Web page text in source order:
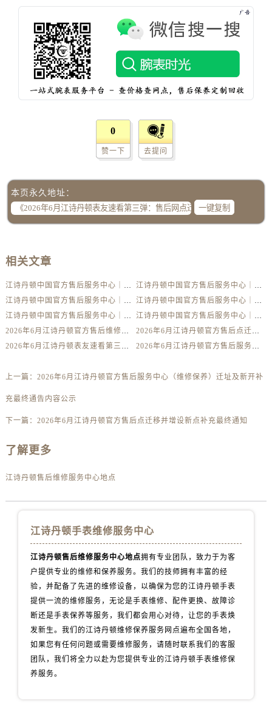
四川省德阳市旌阳区长江西路、南街江诗丹顿售后服务中心（需提前预约）
四川省凉山州市西昌市大巷口下街江诗丹顿售后服务中心（需提前预约）
四川省雅安市雨城区熊猫大道江诗丹顿售后服务中心（需提前预约）
西藏自治区昌都市卡若区昌都西路江诗丹顿售后服务中心（需提前预约）
西藏自治区拉萨市城关区北京中路江诗丹顿售后服务中心（需提前预约）
西藏自治区林芝市巴宜区广东路江诗丹顿售后服务中心（需提前预约）
西藏自治区日喀则市桑珠孜区上海中路江诗丹顿售后服务中心（需提前预约）
浙江省温州市鹿城区锦绣路1067号置信广场10层1015室江诗丹顿售后服务中心（需提前预约）
0
赞一下 去提问
本页永久地址：
一键复制
相关文章
江诗丹顿中国官方售后服务中心｜详细地址及售后服务电话权威信息公示（2026年6月最新）
江诗丹顿中国官方售后服务中心｜完整地址与联系电话权威信息公示（2026年6月最新）
江诗丹顿中国官方售后服务中心｜服务电话及详细网点地址权威信息公示（2026年6月最新）
江诗丹顿中国官方售后服务中心｜服务电话及完整官方地址权威信息公示（2026年6月最新）
江诗丹顿中国官方售后服务中心｜最新电话与详细地址权威信息公示（2026年6月最新）
江诗丹顿中国官方售后服务中心｜全部网点地址与售后热线权威信息公示（2026年6月最新）
2026年6月江诗丹顿官方售后维修保养网点变动简明补充手册确认文件
2026年6月江诗丹顿官方售后点迁移并增设新点补充最终通知
2026年6月江诗丹顿表友速看第三弹：售后网点迁移及新开全览
2026年6月江诗丹顿官方售后服务中心（维修保养）迁址及新开补充最终通告内容公示
上一篇： 2026年6月江诗丹顿官方售后服务中心（维修保养）迁址及新开补
充最终通告内容公示
下一篇： 2026年6月江诗丹顿官方售后点迁移并增设新点补充最终通知
了解更多
江诗丹顿售后维修服务中心地点
江诗丹顿手表维修服务中心
江诗丹顿售后维修服务中心地点拥有专业团队，致力于为客
户提供专业的维修和保养服务。我们的技师拥有丰富的经
验，并配备了先进的维修设备，以确保为您的江诗丹顿手表
提供一流的维修服务，无论是手表维修、配件更换、故障诊
断还是手表保养等服务，我们都会用心对待，让您的手表焕
发新生。我们的江诗丹顿维修保养服务网点遍布全国各地，
如果您有任何问题或需要维修服务，请随时联系我们的客服
团队，我们将全力以赴为您提供专业的江诗丹顿手表维修保
养服务。